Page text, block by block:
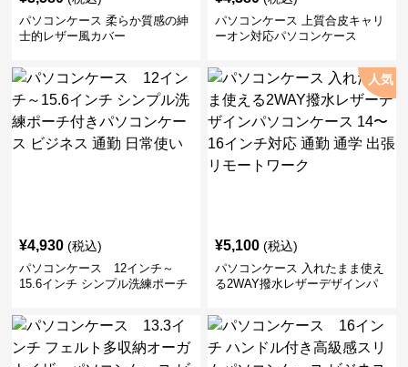
パソコンケース 柔らか質感の紳
士的レザー風カバー
パソコンケース 上質合皮キャリ
ーオン対応パソコンケース
¥4,930 (税込)
パソコンケース 12インチ～
15.6インチ シンプル洗練ポーチ
勤 日常使い
人気
¥5,100 (税込)
パソコンケース 入れたまま使え
る2WAY撥水レザーデザインパ
通勤 通学 出張 リモートワーク